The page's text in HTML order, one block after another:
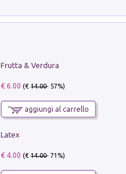
Frutta & Verdura
€ 6.00 (€14.00- 57%)
aggiungi al carrello
Latex
€ 4.00 (€14.00- 71%)